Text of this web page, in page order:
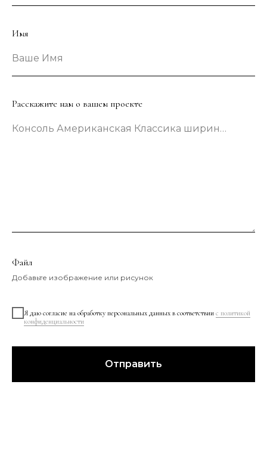
Имя
Ваше Имя
Расскажите нам о вашем проекте
Консоль Американская Классика шириной 133 сантиметра в зеленом цвете
Файл
Добавьте изображение или рисунок
Я даю согласие на обработку персональных данных в соответствии с политикой
конфиденциальности
Отправить